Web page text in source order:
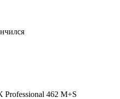
462 M+S